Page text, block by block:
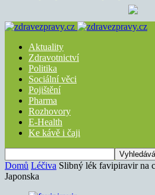
Aktuality
Zdravotnictví
Politika
Sociální věci
Pojištění
Pharma
Rozhovory
E-Health
Ke kávě i čaji
Domů Léčiva Slibný lék favipiravir na
Japonska